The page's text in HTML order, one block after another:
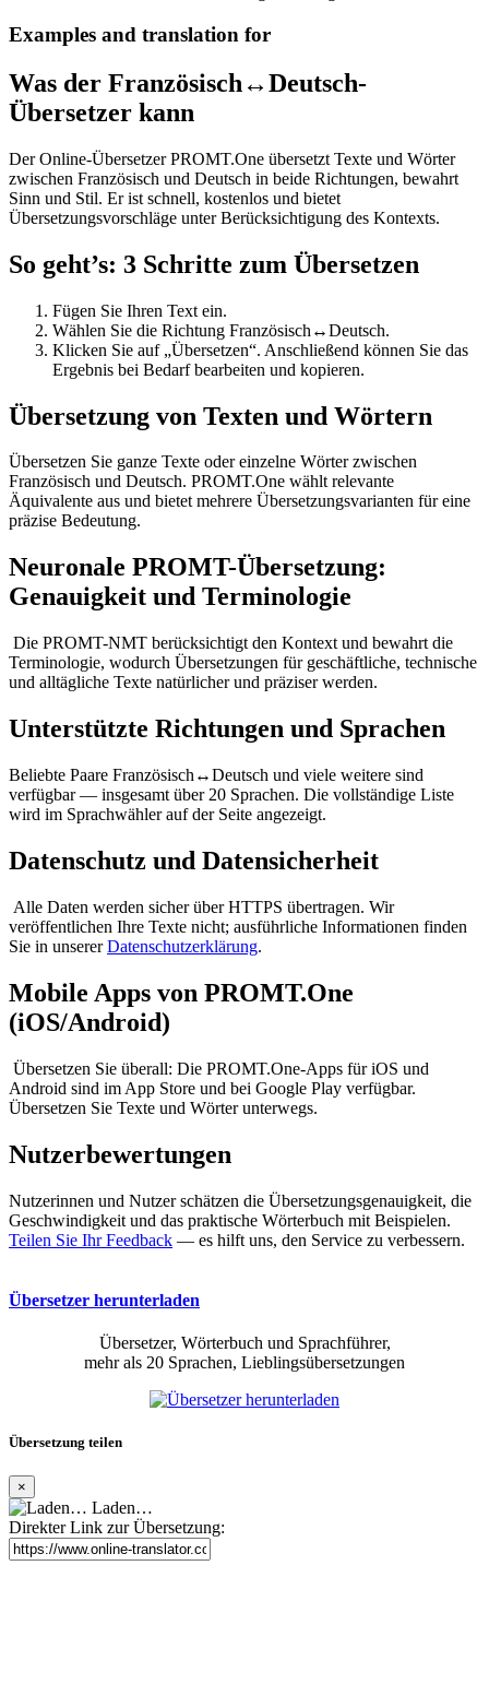
Examples and translation for
Was der Französisch↔Deutsch-
Übersetzer kann
Der Online-Übersetzer PROMT.One übersetzt Texte und Wörter
zwischen Französisch und Deutsch in beide Richtungen, bewahrt
Sinn und Stil. Er ist schnell, kostenlos und bietet
Übersetzungsvorschläge unter Berücksichtigung des Kontexts.
So geht’s: 3 Schritte zum Übersetzen
Fügen Sie Ihren Text ein.
Wählen Sie die Richtung Französisch↔Deutsch.
Klicken Sie auf „Übersetzen“. Anschließend können Sie das
Ergebnis bei Bedarf bearbeiten und kopieren.
Übersetzung von Texten und Wörtern
Übersetzen Sie ganze Texte oder einzelne Wörter zwischen
Französisch und Deutsch. PROMT.One wählt relevante
Äquivalente aus und bietet mehrere Übersetzungsvarianten für eine
präzise Bedeutung.
Neuronale PROMT-Übersetzung:
Genauigkeit und Terminologie
Die PROMT-NMT berücksichtigt den Kontext und bewahrt die
Terminologie, wodurch Übersetzungen für geschäftliche, technische
und alltägliche Texte natürlicher und präziser werden.
Unterstützte Richtungen und Sprachen
Beliebte Paare Französisch↔Deutsch und viele weitere sind
verfügbar — insgesamt über 20 Sprachen. Die vollständige Liste
wird im Sprachwähler auf der Seite angezeigt.
Datenschutz und Datensicherheit
Alle Daten werden sicher über HTTPS übertragen. Wir
veröffentlichen Ihre Texte nicht; ausführliche Informationen finden
Sie in unsererDatenschutzerklärung.
Mobile Apps von PROMT.One
(iOS/Android)
Übersetzen Sie überall: Die PROMT.One-Apps für iOS und
Android sind im App Store und bei Google Play verfügbar.
Übersetzen Sie Texte und Wörter unterwegs.
Nutzerbewertungen
Nutzerinnen und Nutzer schätzen die Übersetzungsgenauigkeit, die
Geschwindigkeit und das praktische Wörterbuch mit Beispielen.
Teilen Sie Ihr Feedback — es hilft uns, den Service zu verbessern.
Übersetzer herunterladen
Übersetzer, Wörterbuch und Sprachführer,
mehr als 20 Sprachen, Lieblingsübersetzungen
Übersetzung teilen
×
Laden…
Direkter Link zur Übersetzung: